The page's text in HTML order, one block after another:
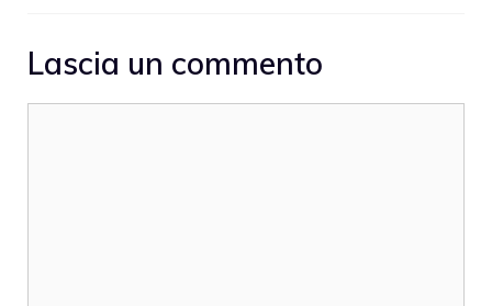
Lascia un commento